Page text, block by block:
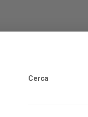
Cerca